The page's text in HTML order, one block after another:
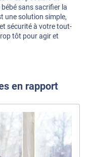
sans sacrifier la
une solution simple,
sécurité à votre tout-
tôt pour agir et
en rapport